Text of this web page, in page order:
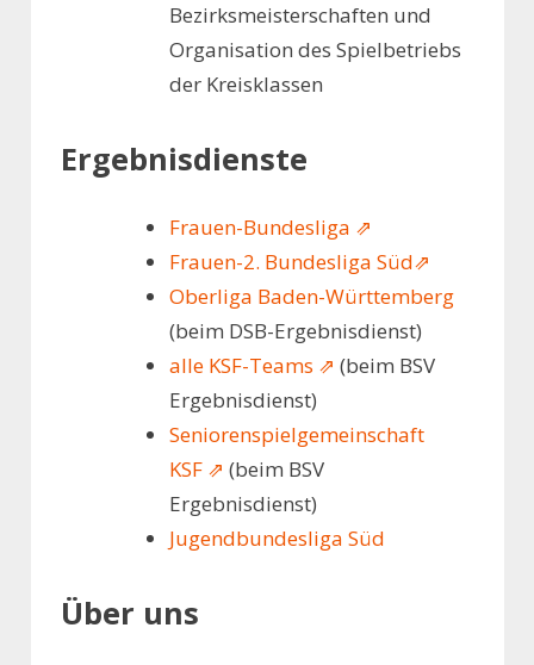
Bezirksmeisterschaften und
Organisation des Spielbetriebs
der Kreisklassen
Ergebnisdienste
Frauen-Bundesliga ⇗
Frauen-2. Bundesliga Süd⇗
Oberliga Baden-Württemberg
(beim DSB-Ergebnisdienst)
alle KSF-Teams ⇗ (beim BSV
Ergebnisdienst)
Seniorenspielgemeinschaft
KSF ⇗ (beim BSV
Ergebnisdienst)
Jugendbundesliga Süd
Über uns